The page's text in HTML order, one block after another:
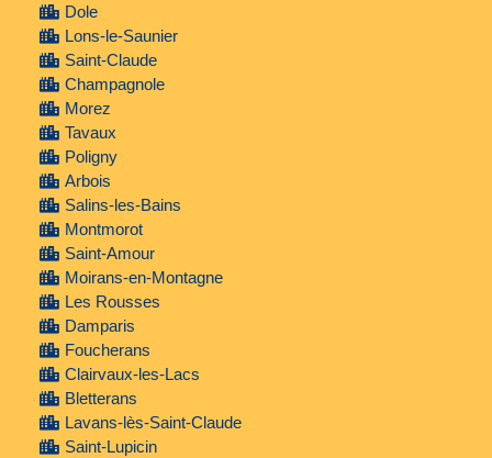
Dole
Lons-le-Saunier
Saint-Claude
Champagnole
Morez
Tavaux
Poligny
Arbois
Salins-les-Bains
Montmorot
Saint-Amour
Moirans-en-Montagne
Les Rousses
Damparis
Foucherans
Clairvaux-les-Lacs
Bletterans
Lavans-lès-Saint-Claude
Saint-Lupicin